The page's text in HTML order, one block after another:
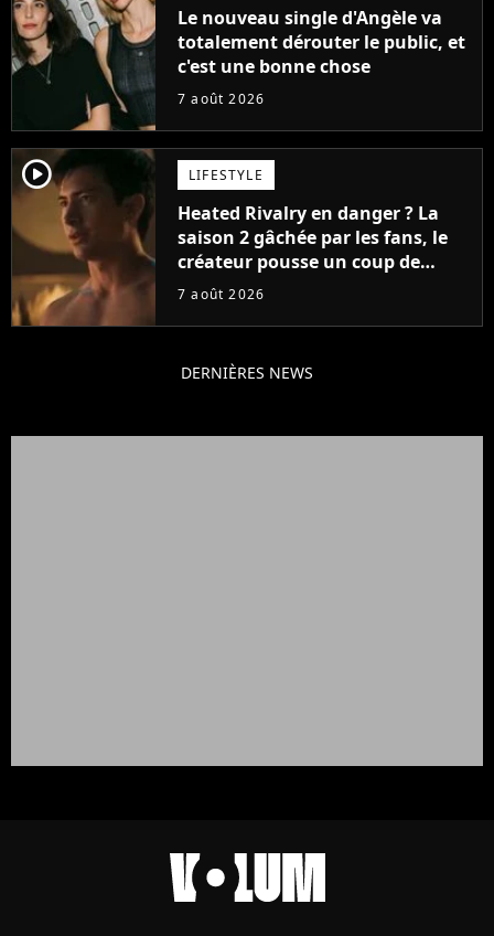
Le nouveau single d'Angèle va
totalement dérouter le public, et
c'est une bonne chose
7 août 2026
player2 LIFESTYLE
Heated Rivalry en danger ? La
saison 2 gâchée par les fans, le
créateur pousse un coup de
gueule
7 août 2026
DERNIÈRES NEWS